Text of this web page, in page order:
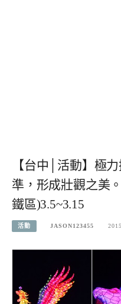
【台中│活動】極
準，形成壯觀之美
鐵區)3.5~3.15
活動 JASON123455